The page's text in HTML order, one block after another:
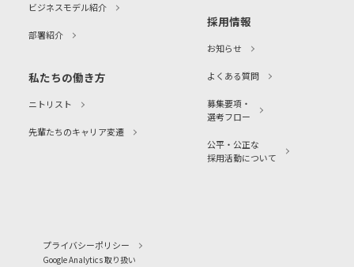
ビジネスモデル紹介
部署紹介
私たちの働き方
ニトリスト
先輩たちのキャリア変遷
採用情報
お知らせ
よくある質問
募集要項・
選考フロー
公平・公正な
採用活動について
プライバシーポリシー
Google Analytics 取り扱い